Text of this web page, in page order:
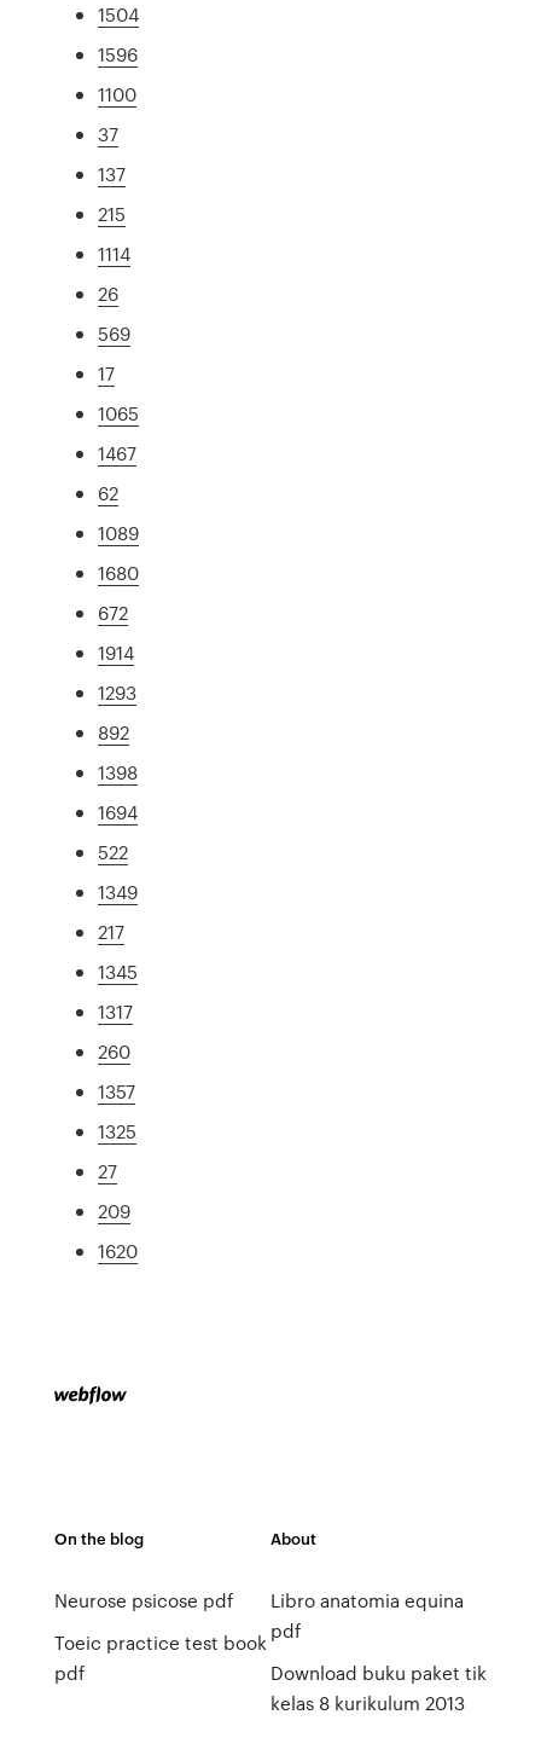
1504
1596
1100
37
137
215
1114
26
569
17
1065
1467
62
1089
1680
672
1914
1293
892
1398
1694
522
1349
217
1345
1317
260
1357
1325
27
209
1620
On the blog
Neurose psicose pdf
Toeic practice test book
pdf
About
Libro anatomia equina
pdf
Download buku paket tik
kelas 8 kurikulum 2013